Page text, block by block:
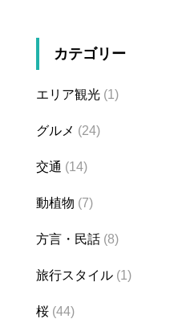
カテゴリー
エリア観光 (1)
グルメ (24)
交通 (14)
動植物 (7)
方言・民話 (8)
旅行スタイル (1)
桜 (44)